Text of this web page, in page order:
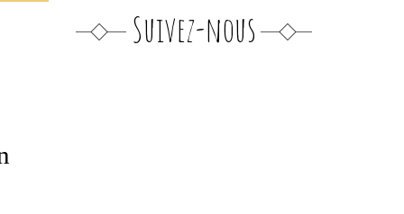
Suivez-nous